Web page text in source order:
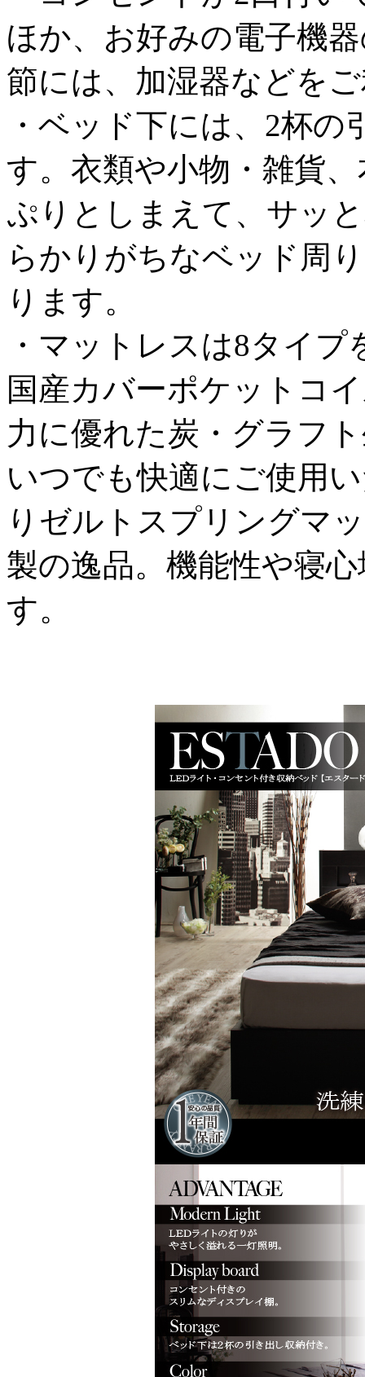
ほか、お好みの電子機
節には、加湿器などを
・ベッド下には、2杯
す。衣類や小物・雑貨
ぷりとしまえて、サッ
らかりがちなベッド周
ります。
・マットレスは8タイ
国産カバーポケットコ
力に優れた炭・グラフ
いつでも快適にご使用
りゼルトスプリングマ
製の逸品。機能性や寝
す。